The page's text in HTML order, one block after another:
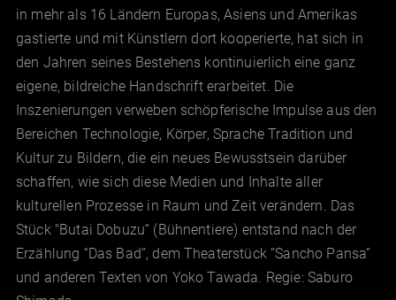
in mehr als 16 Ländern Europas, Asiens und Amerikas
gastierte und mit Künstlern dort kooperierte, hat sich in
den Jahren seines Bestehens kontinuierlich eine ganz
eigene, bildreiche Handschrift erarbeitet. Die
Inszenierungen verweben schöpferische Impulse aus den
Bereichen Technologie, Körper, Sprache Tradition und
Kultur zu Bildern, die ein neues Bewusstsein darüber
schaffen, wie sich diese Medien und Inhalte aller
kulturellen Prozesse in Raum und Zeit verändern. Das
Stück "Butai Dobuzu“ (Bühnentiere) entstand nach der
Erzählung “Das Bad”, dem Theaterstück ”Sancho Pansa”
und anderen Texten von Yoko Tawada. Regie: Saburo